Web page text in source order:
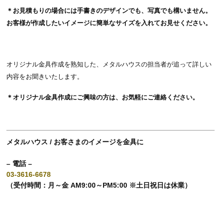
＊お見積もりの場合には手書きのデザインでも、写真でも構いません。
お客様が作成したいイメージに簡単なサイズを入れてお見せください。
オリジナル金具作成を熟知した、メタルハウスの担当者が追って詳しい
内容をお聞きいたします。
＊オリジナル金具作成にご興味の方は、お気軽にご連絡ください。
メタルハウス / お客さまのイメージを金具に
– 電話 –
03-3616-6678
（受付時間：月～金 AM9:00～PM5:00 ※土日祝日は休業）